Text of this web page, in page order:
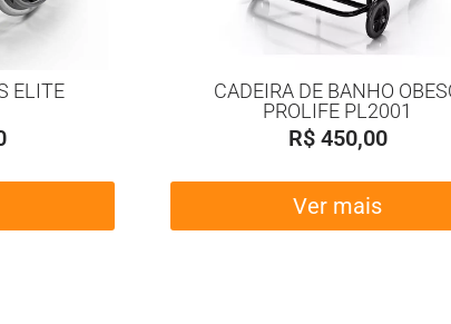
ELITE
CADEIRA DE BANHO
PROLIFE PL2001
R$450,00
Ver mais